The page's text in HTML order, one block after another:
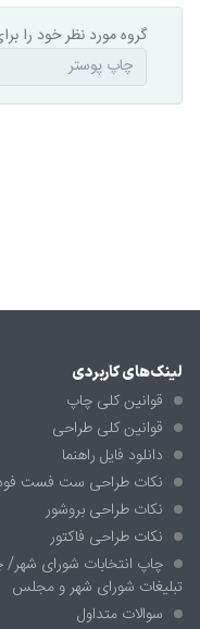
گروه مورد نظر خود را
لینک‌های کاربردی
قوانین کلی چاپ
قوانین کلی طراحی
دانلود فایل راهنما
نکات طراحی ست فست
نکات طراحی بروشور
نکات طراحی فاکتور
چاپ انتخابات شورای
تبلیغات شورای شهر و مجلس
سوالات متداول